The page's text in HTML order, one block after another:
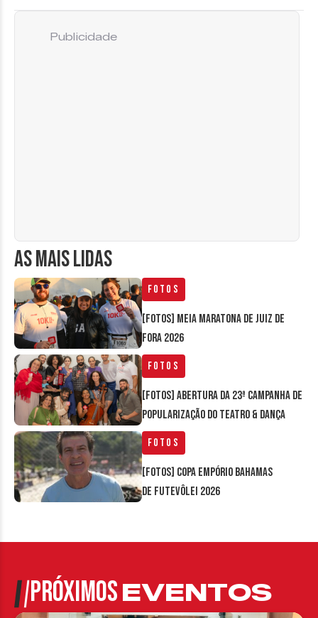
AS MAIS LIDAS
Fotos
[FOTOS] Meia Maratona de Juiz de
Fora 2026
Fotos
[FOTOS] Abertura da 23ª Campanha de
Popularização do Teatro & Dança
Fotos
[FOTOS] Copa Empório Bahamas
de Futevôlei 2026
Publicidade
PRÓXIMOSEVENTOS